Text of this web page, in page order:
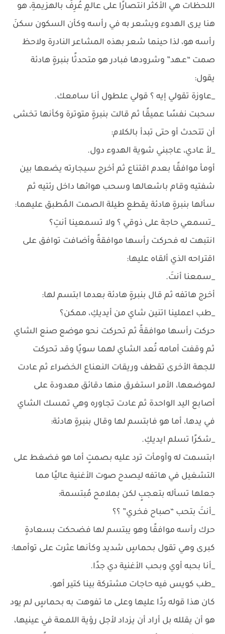
اللحظات هي الأكثر انتصارًا على عالمٍ عُرِفَ بالهزيمةِ، هو
هنا يرى الهدوء ويشعر به في رأسه وكأن السكون سكنَ
رأسه هو، لذا حينما شعر بهذه المشاعر النادرة ولاحظ
صمت “عـهد” وشرودها فبادر هو متحدثًا بنبرةٍ هادئة
يقول:
_عاوزة تقولي إيه ؟ قولي علطول أنا سامعك.
سحبت نفسًا عميقًا ثم قالت بنبرةٍ متوترة وكأنها تخشى
أن تتحدث أو حتى تبدأ بالكلام:
_لأ عادي، عاجبني شوية الهدوء دول.
أومأ موافقًا بعدم اقتناع ثم أخرج سيجارته يضعها بين
شفتيه وقام باشعالها وسحب هوائها داخل رئتيه ثم
سألها بنبرةٍ هادئة يقطع طيلة الصمت المُطبق عليهما:
_تسمعي حاجة على ذوقي ؟ ولا تسمعينا أنتِ؟
انتبهت له فحركت رأسها موافقةً وأضافت توافق على
اقتراحه الذي ألقاه عليها:
_سمعنا أنتَ.
أخرج هاتفه ثم قال بنبرةٍ هادئة بعدما ابتسم لها:
_طب اعملينا اتنين شاي من أيديكِ، ممكن؟
حركت رأسها موافقةً ثم تحركت نحو موضع صنع الشاي
ثم وقفت أمامه تُعد الشاي لهما سويًا وقد تحركت
للجهة الأخرى تقطف وريقات النعناع الخضراء ثم عادت
لموضعها، الأمر استغرق منها دقائق معدودة على
أصابع اليد الواحدة ثم عادت تجاوره وهي تمسك الشاي
في يدها، أما هو فابتسم لها وقال بنبرةٍ هادئة:
_شكرًا تسلم ايديكِ.
ابتسمت له وأومأت ترد عليه بصمتٍ أما هو فضغط على
التشغيل في هاتفه ليصدح صوت الأغنية عاليًا مما
جعلها تسأله بتعجبٍ لكن بملامح مُبتسمة:
_أنتَ بتحب “صباح فخري” ؟؟
حرك رأسه موافقًا وهو يبتسم لها فضحكت بسعادةٍ
كبرى وهي تقول بحماسٍ شديد وكأنها عثرت على توأمها:
_أنا بحبه أوي وبحب الأغنية دي جدًا.
_طب كويس فيه حاجات مشتركة بينا كتير أهو.
كان هذا قوله ردًا عليها وعلى ما تفوهت به بحماسٍ لم يود
هو أن يقلله بل أراد أن يزداد لأجل رؤية اللمعة في عينيها،